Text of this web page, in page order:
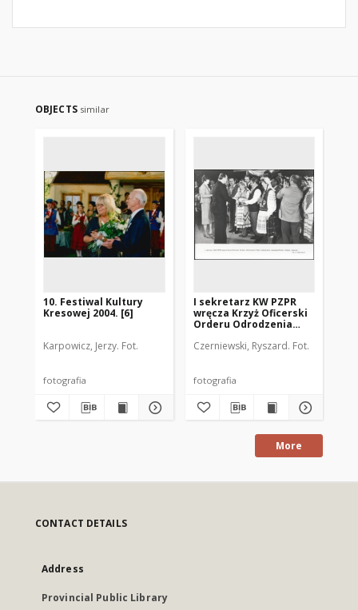
OBJECTS similar
10. Festiwal Kultury
Kresowej 2004. [6]
Karpowicz, Jerzy. Fot.
fotografia
I sekretarz KW PZPR
wręcza Krzyż Oficerski
Orderu Odrodzenia
zespołowi Pieśni i
Czerniewski, Ryszard. Fot.
fotografia
More
CONTACT DETAILS
Address
Provincial Public Library